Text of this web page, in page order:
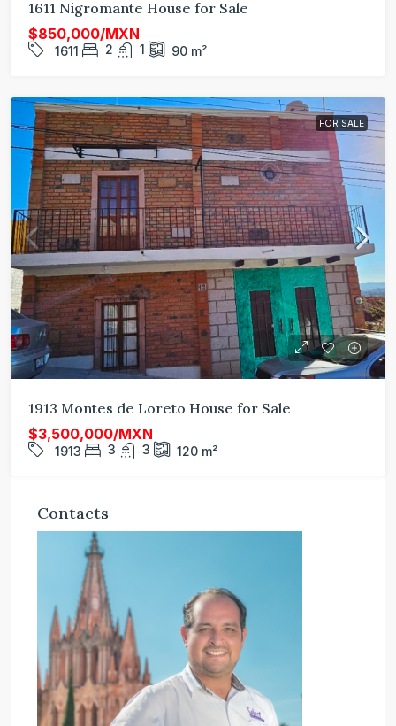
1611 Nigromante House for Sale
$850,000/MXN
1611 2 1 90 m²
FOR SALE
1913 Montes de Loreto House for Sale
$3,500,000/MXN
1913 3 3 120 m²
Contacts